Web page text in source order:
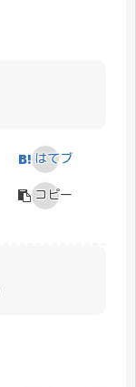
はてブ
コピー